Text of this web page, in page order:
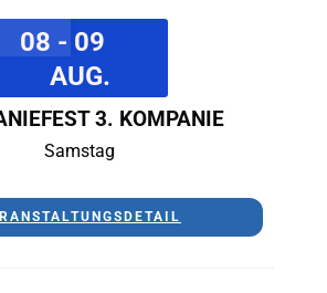
08 - 09
AUG.
3. KOMPANIE
Samstag